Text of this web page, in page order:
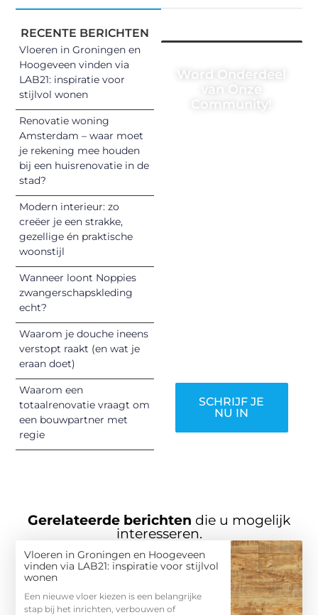
RECENTE BERICHTEN
Vloeren in Groningen en
Hoogeveen vinden via
LAB21: inspiratie voor
stijlvol wonen
Renovatie woning
Amsterdam – waar moet
je rekening mee houden
bij een huisrenovatie in de
stad?
Modern interieur: zo
creëer je een strakke,
gezellige én praktische
woonstijl
Wanneer loont Noppies
zwangerschapskleding
echt?
Waarom je douche ineens
verstopt raakt (en wat je
eraan doet)
Waarom een
totaalrenovatie vraagt om
een bouwpartner met
regie
Word Onderdeel
van Onze
Community!
SCHRIJF JE
NU IN
Gerelateerde berichten die u mogelijk
interesseren.
Vloeren in Groningen en Hoogeveen
vinden via LAB21: inspiratie voor stijlvol
wonen
Een nieuwe vloer kiezen is een belangrijke
stap bij het inrichten, verbouwen of